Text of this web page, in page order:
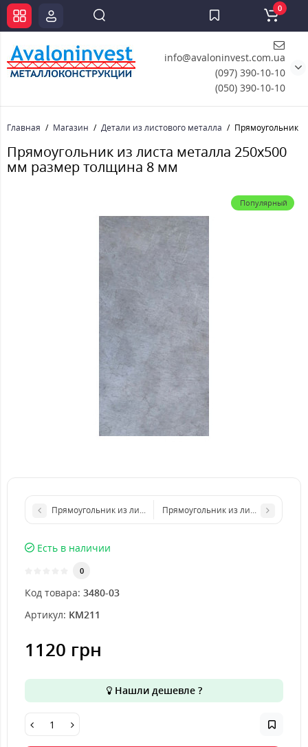
info@avaloninvest.com.ua
(097) 390-10-10
(050) 390-10-10
0
Главная Магазин Детали из листового металла Прямоугольник
Прямоугольник из листа металла 250х500
мм размер толщина 8 мм
Популярный
Прямоугольник из листа металла 200х300 мм размер
Прямоугольник из листа
Есть в наличии
0
Код товара: 3480-03
Артикул: KM211
1120 грн
Нашли дешевле ?